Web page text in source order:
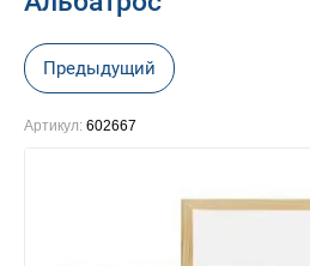
Предыдущий
Артикул: 602667